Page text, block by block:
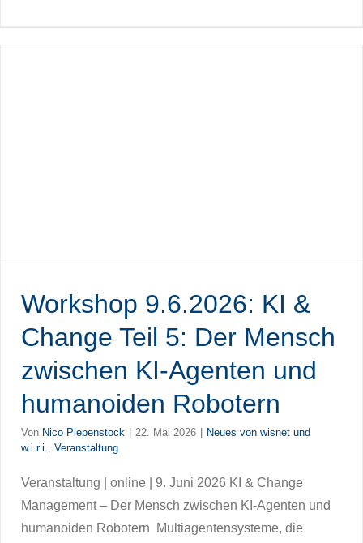
Workshop 9.6.2026: KI &
Change Teil 5: Der Mensch
zwischen KI-Agenten und
humanoiden Robotern
Von Nico Piepenstock 22. Mai 2026
Neues von wisnet und
w.i.r.i.
Veranstaltung
Veranstaltung | online | 9. Juni 2026 KI & Change
Management – Der Mensch zwischen KI-Agenten und
humanoiden Robotern Multiagentensysteme, die